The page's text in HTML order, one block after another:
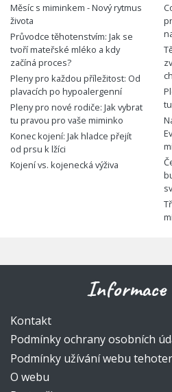
Měsíc s miminkem - Nový rytmus
života
Průvodce těhotenstvím: Jak se
tvoří mateřské mléko a kdy
začíná proces?
Pleny pro každou příležitost: Od
plavacích po hypoalergenní
Pleny pro nové rodiče: Jak vybrat
tu pravou pro vaše miminko
Konec kojení: Jak hladce přejít
od prsu k lžíci
Kojení vs. kojenecká výživa
Informace
Kontakt
Podmínky ochrany osobních
Podmínky užívání webu
O webu